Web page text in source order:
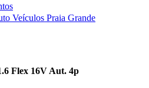
Veículos Praia Grande
Flex 16V Aut. 4p